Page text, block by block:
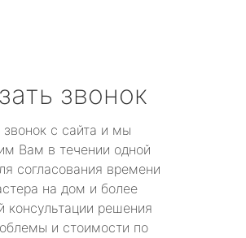
звонок
с сайта и мы
Вам в течении одной
согласования времени
на дом и более
консультации решения
и стоимости по